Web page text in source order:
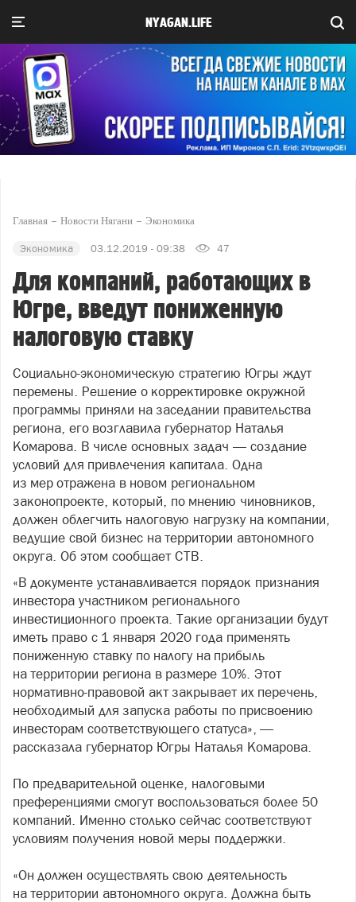
NYAGAN.LIFE
Главная Новости Нягани Экономика
Экономика 03.12.2019 - 09:38 47
Для компаний, работающих в
Югре, введут пониженную
налоговую ставку
Социально-экономическую стратегию Югры ждут
перемены. Решение о корректировке окружной
программы приняли на заседании правительства
региона, его возглавила губернатор Наталья
Комарова. В числе основных задач — создание
условий для привлечения капитала. Одна
из мер отражена в новом региональном
законопроекте, который, по мнению чиновников,
должен облегчить налоговую нагрузку на компании,
ведущие свой бизнес на территории автономного
округа. Об этом сообщает СТВ.
«В документе устанавливается порядок признания
инвестора участником регионального
инвестиционного проекта. Такие организации будут
иметь право с 1 января 2020 года применять
пониженную ставку по налогу на прибыль
на территории региона в размере 10%. Этот
нормативно-правовой акт закрывает их перечень,
необходимый для запуска работы по присвоению
инвесторам соответствующего статуса», —
рассказала губернатор Югры Наталья Комарова.
По предварительной оценке, налоговыми
преференциями смогут воспользоваться более 50
компаний. Именно столько сейчас соответствуют
условиям получения новой меры поддержки.
«Он должен осуществлять свою деятельность
на территории автономного округа. Должна быть